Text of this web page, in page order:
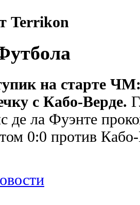
Terrikon
на старте
с Кабо-Верде.
де ла Фуэнте
0:0 против